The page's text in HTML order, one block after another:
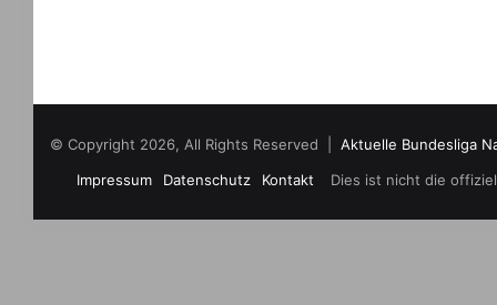
© Copyright 2026, All Rights Reserved | Aktuelle Bundesliga
Dies ist nicht die
Impressum Datenschutz Kontakt